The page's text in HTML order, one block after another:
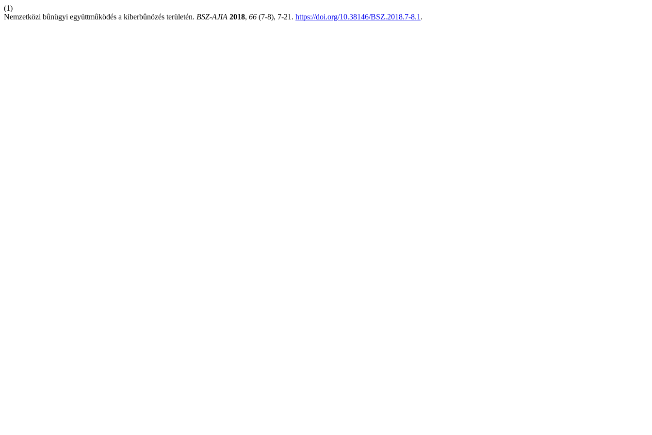
(1)
Nemzetközi bûnügyi együttmûködés a kiberbûnözés területén. BSZ-AJIA 2018, 66 (7-8), 7-21. https://doi.org/10.38146/BSZ.2018.7-8.1 .